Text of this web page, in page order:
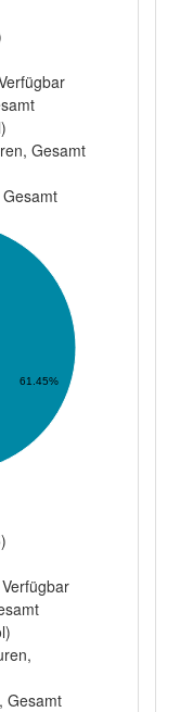
Gesamt
61.45%
Gesamt